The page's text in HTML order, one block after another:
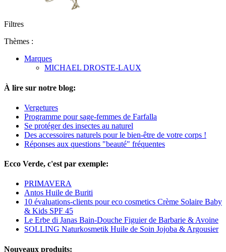
Filtres
Thèmes :
Marques
MICHAEL DROSTE-LAUX
À lire sur notre blog:
Vergetures
Programme pour sage-femmes de Farfalla
Se protéger des insectes au naturel
Des accessoires naturels pour le bien-être de votre corps !
Réponses aux questions "beauté" fréquentes
Ecco Verde, c'est par exemple:
PRIMAVERA
Antos Huile de Buriti
10 évaluations-clients pour eco cosmetics Crème Solaire Baby
& Kids SPF 45
Le Erbe di Janas Bain-Douche Figuier de Barbarie & Avoine
SOLLING Naturkosmetik Huile de Soin Jojoba & Argousier
Nouveaux produits: